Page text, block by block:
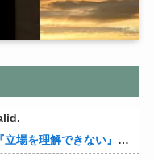
理解できない』だよな